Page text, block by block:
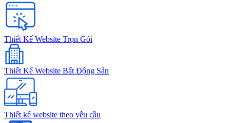
Thiết Kế Website Trọn Gói
Thiết Kế Website Bất Động Sản
Thiết kế website theo yêu cầu